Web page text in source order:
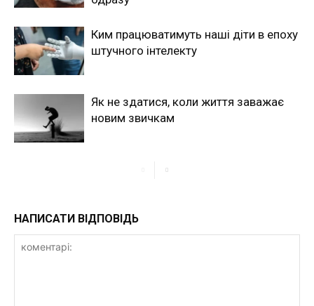
Ким працюватимуть наші діти в епоху
штучного інтелекту
Як не здатися, коли життя заважає
новим звичкам
НАПИСАТИ ВІДПОВІДЬ